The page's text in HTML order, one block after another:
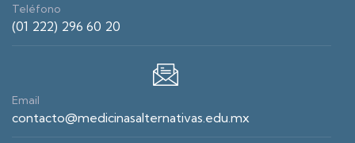
Teléfono
(01 222) 296 60 20
Email
contacto@medicinasalternativas.edu.mx